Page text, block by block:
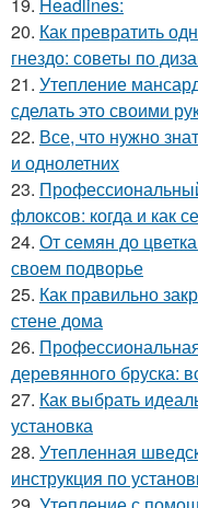
19. Headlines:
20. Как превратить
гнездо: советы по
21. Утепление
сделать это своими
22. Все, что нужно
и однолетних
23.
флоксов: когда и как
24. От семян до
своем подворье
25. Как правильно
стене дома
26.
деревянного бруска:
27. Как выбрать
установка
28. Утепленная
инструкция по